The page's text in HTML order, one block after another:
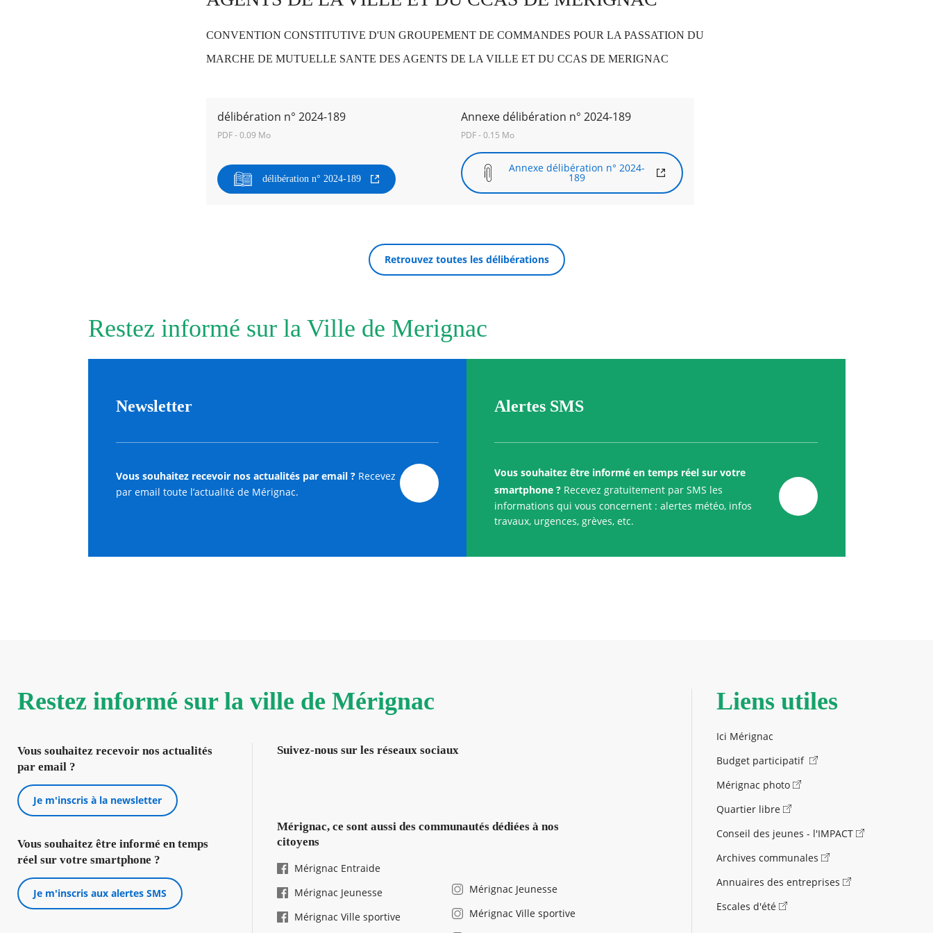
CONVENTION CONSTITUTIVE D'UN GROUPEMENT DE COMMANDES POUR LA PASSATION DU
MARCHE DE MUTUELLE SANTE DES AGENTS DE LA VILLE ET DU CCAS DE MERIGNAC
délibération n° 2024-189
PDF - 0.09 Mo
délibération n° 2024-189
Annexe délibération n° 2024-189
PDF - 0.15 Mo
Annexe délibération n° 2024-
189
Retrouvez toutes les délibérations
Restez informé sur la Ville de Merignac
Newsletter
Vous souhaitez recevoir nos actualités par email ?Recevez
par email toute l’actualité de Mérignac.
Alertes SMS
Vous souhaitez être informé en temps réel sur votre
smartphone ? Recevez gratuitement par SMS les
informations qui vous concernent : alertes météo, infos
travaux, urgences, grèves, etc.
Restez informé sur la ville de Mérignac
Vous souhaitez recevoir nos actualités
par email ?
Je m'inscris à la newsletter
Vous souhaitez être informé en temps
réel sur votre smartphone ?
Je m'inscris aux alertes SMS
Suivez-nous sur les réseaux sociaux
Mérignac, ce sont aussi des communautés dédiées à nos
citoyens
Mérignac Entraide
Mérignac Jeunesse
Mérignac Ville sportive
Mérignac Jeunesse
Mérignac Ville sportive
Liens utiles
Ici Mérignac
Budget participatif
Mérignac photo
Quartier libre
Conseil des jeunes - l'IMPACT
Archives communales
Annuaires des entreprises
Escales d'été